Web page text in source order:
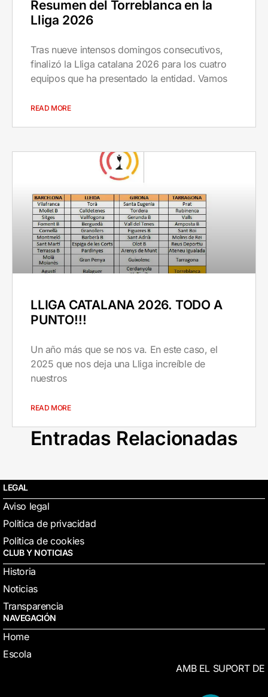
Entradas Relacionadas
Resumen del Torreblanca en la
Lliga 2026
Tras nueve intensos domingos consecutivos,
finalizó la Lliga catalana 2026 para los cuatro
equipos que ha presentado la entidad. Vamos
READ MORE
LLIGA CATALANA 2026. TODO A
PUNTO!!!
Un año más que se nos va. En este caso, el
2025 que nos deja una Lliga increíble de
nuestros
READ MORE
LEGAL
Aviso legal
Politica de privacidad
Politica de cookies
CLUB Y NOTICIAS
Historia
Noticias
Transparencia
NAVEGACIÓN
Home
Escola
AMB EL SUPORT DE